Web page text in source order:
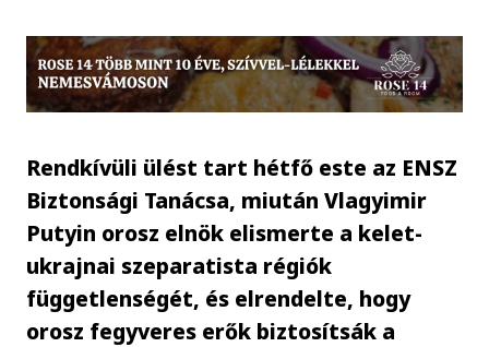
Rendkívüli ülést tart hétfő este az ENSZ
Biztonsági Tanácsa, miután Vlagyimir
Putyin orosz elnök elismerte a kelet-
ukrajnai szeparatista régiók
függetlenségét, és elrendelte, hogy
orosz fegyveres erők biztosítsák a